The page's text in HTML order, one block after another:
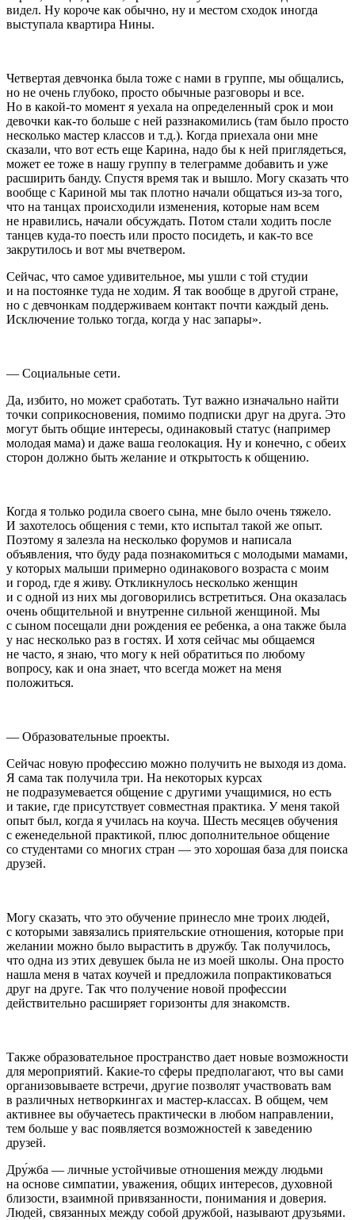
видел. Ну короче как обычно, ну и местом сходок иногда
выступала квартира Нины.
Четвертая девчонка была тоже с нами в группе, мы общались,
но не очень глубоко, просто обычные разговоры и все.
Но в какой-то момент я уехала на определенный срок и мои
девочки как-то больше с ней раззнакомились (там было просто
несколько мастер классов и т.д.). Когда приехала они мне
сказали, что вот есть еще Карина, надо бы к ней приглядеться,
может ее тоже в нашу группу в телеграмме добавить и уже
расширить банду. Спустя время так и вышло. Могу сказать что
вообще с Кариной мы так плотно начали общаться из-за того,
что на танцах происходили изменения, которые нам всем
не нравились, начали обсуждать. Потом стали ходить после
танцев куда-то поесть или просто посидеть, и как-то все
закрутилось и вот мы вчетвером.
Сейчас, что самое удивительное, мы ушли с той студии
и на постоянке туда не ходим. Я так вообще в другой стране,
но с девчонкам поддерживаем контакт почти каждый день.
Исключение только тогда, когда у нас запары».
— Социальные сети.
Да, избито, но может сработать. Тут важно изначально найти
точки соприкосновения, помимо подписки друг на друга. Это
могут быть общие интересы, одинаковый статус (например
молодая мама) и даже ваша геолокация. Ну и конечно, с обеих
сторон должно быть желание и открытость к общению.
Когда я только родила своего сына, мне было очень тяжело.
И захотелось общения с теми, кто испытал такой же опыт.
Поэтому я залезла на несколько форумов и написала
объявления, что буду рада познакомиться с молодыми мамами,
у которых малыши примерно одинакового возраста с моим
и город, где я живу. Откликнулось несколько женщин
и с одной из них мы договорились встретиться. Она оказалась
очень общительной и внутренне сильной женщиной. Мы
с сыном посещали дни рождения ее ребенка, а она также была
у нас несколько раз в гостях. И хотя сейчас мы общаемся
не часто, я знаю, что могу к ней обратиться по любому
вопросу, как и она знает, что всегда может на меня
положиться.
— Образовательные проекты.
Сейчас новую профессию можно получить не выходя из дома.
Я сама так получила три. На некоторых курсах
не подразумевается общение с другими учащимися, но есть
и такие, где присутствует совместная практика. У меня такой
опыт был, когда я училась на коуча. Шесть месяцев обучения
с еженедельной практикой, плюс дополнительное общение
со студентами со многих стран — это хорошая база для поиска
друзей.
Могу сказать, что это обучение принесло мне троих людей,
с которыми завязались приятельские отношения, которые при
желании можно было вырастить в дружбу. Так получилось,
что одна из этих девушек была не из моей школы. Она просто
нашла меня в чатах коучей и предложила попрактиковаться
друг на друге. Так что получение новой профессии
действительно расширяет горизонты для знакомств.
Также образовательное пространство дает новые возможности
для мероприятий. Какие-то сферы предполагают, что вы сами
организовываете встречи, другие позволят участвовать вам
в различных нетворкингах и мастер-классах. В общем, чем
активнее вы обучаетесь практически в любом направлении,
тем больше у вас появляется возможностей к заведению
друзей.
Дру́жба — личные устойчивые отношения между людьми
на основе симпатии, уважения, общих интересов, духовной
близости, взаимной привязанности, понимания и доверия.
Людей, связанных между собой дружбой, называют друзьями.